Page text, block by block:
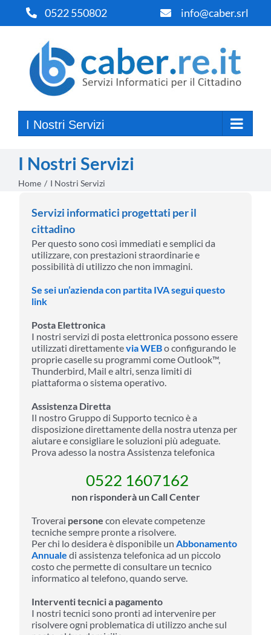
contenuto
0522 550802 info@caber.srl
I Nostri Servizi
I Nostri Servizi
Home I Nostri Servizi
Servizi informatici progettati per il
cittadino
Per questo sono così immediati e semplici da
utilizzare, con prestazioni straordinarie e
possibilità di utilizzo che non immagini.
Se sei un’azienda con partita IVA segui questo
link
Posta Elettronica
I nostri servizi di posta elettronica possono essere
utilizzati direttamentevia WEBo configurando le
proprie caselle su programmi come Outlook™,
Thunderbird, Mail e altri, senza limiti di
piattaforma o sistema operativo.
Assistenza Diretta
Il nostro Gruppo di Supporto tecnico è a
disposizione direttamente della nostra utenza per
aiutare e consigliare le soluzioni più adeguate.
Prova adesso la nostra Assistenza telefonica
0522 1607162
non risponderà un Call Center
Troverai persone con elevate competenze
tecniche sempre pronte a risolvere.
Per chi lo desidera è disponibile un Abbonamento
Annuale di assistenza telefonica ad un piccolo
costo che permette di consultare un tecnico
informatico al telefono, quando serve.
Interventi tecnici a pagamento
I nostri tecnici sono pronti ad intervenire per
risolvere ogni problematica di utilizzo anche sul